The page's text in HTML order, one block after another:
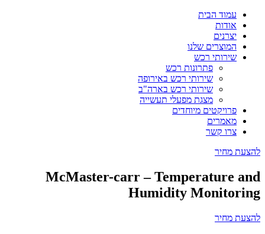
עמוד הבית
אודות
יצרנים
המוצרים שלנו
שירותי רכש
פתרונות רכש
שירותי רכש באירופה
שירותי רכש בארה"ב
מצגת מפעלי תעשייה
פרויקטים מיוחדים
מאמרים
צרו קשר
להצעת מחיר
McMaster-carr – Temperature and
Humidity Monitoring
להצעת מחיר